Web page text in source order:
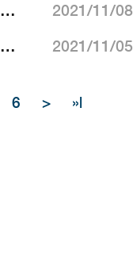
周玉渊接受澎湃新闻采访，谈埃塞俄比亚局势
2021/11/08
周玉渊接受澎湃新闻采访，谈苏丹局势
2021/11/05
6 > »|